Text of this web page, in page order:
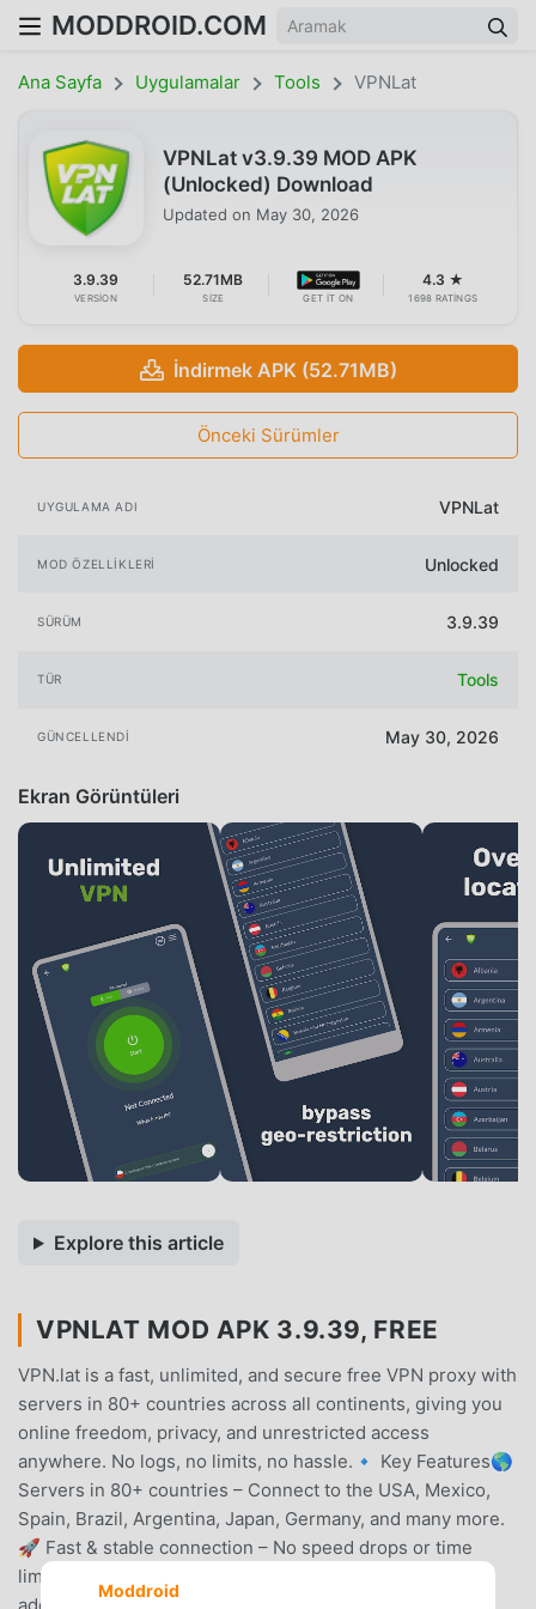
MODDROID.COM
Ana Sayfa Uygulamalar Tools VPNLat
VPNLat v3.9.39 MOD APK
(Unlocked) Download
Updated on May 30, 2026
3.9.39
VERSION
52.71MB
SIZE GET IT ON
4.3 ★
1698 RATINGS
İndirmek APK (52.71MB)
Önceki Sürümler
UYGULAMA ADI VPNLat
MOD ÖZELLIKLERI Unlocked
SÜRÜM 3.9.39
TÜR Tools
GÜNCELLENDI May 30, 2026
Ekran Görüntüleri
Explore this article
VPNLAT MOD APK 3.9.39, FREE
VPN.lat is a fast, unlimited, and secure free VPN proxy with
servers in 80+ countries across all continents, giving you
online freedom, privacy, and unrestricted access
anywhere. No logs, no limits, no hassle.🔹 Key Features🌎
Servers in 80+ countries – Connect to the USA, Mexico,
Spain, Brazil, Argentina, Japan, Germany, and many more.
🚀 Fast & stable connection – No speed drops or time
limits. 🔒 Complete privacy protection – Hide your IP
Moddroid